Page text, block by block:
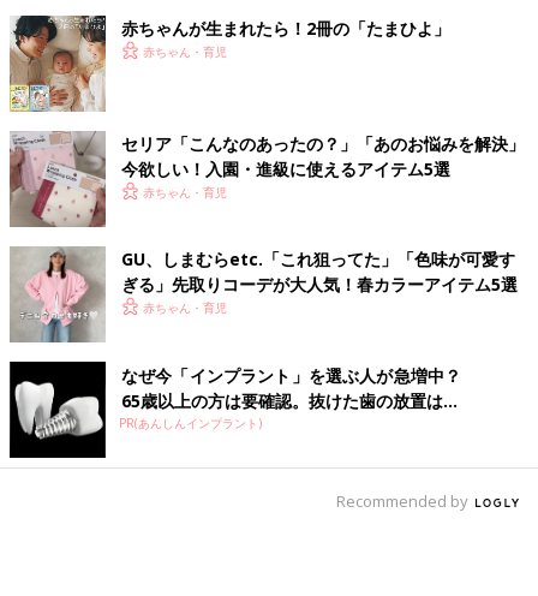
赤ちゃんが生まれたら！2冊の「たまひよ」
赤ちゃん・育児
セリア「こんなのあったの？」「あのお悩みを解決」
今欲しい！入園・進級に使えるアイテム5選
赤ちゃん・育児
GU、しまむらetc.「これ狙ってた」「色味が可愛す
ぎる」先取りコーデが大人気！春カラーアイテム5選
赤ちゃん・育児
なぜ今「インプラント」を選ぶ人が急増中？
65歳以上の方は要確認。抜けた歯の放置は...
PR(あんしんインプラント)
Recommended by